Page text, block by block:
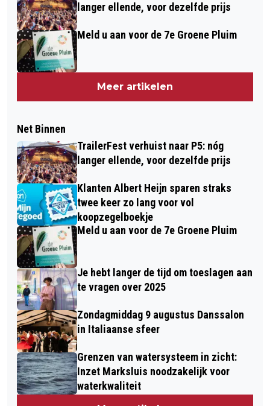
langer ellende, voor dezelfde prijs
Meld u aan voor de 7e Groene Pluim
Meer artikelen
Net Binnen
TrailerFest verhuist naar P5: nóg
langer ellende, voor dezelfde prijs
Klanten Albert Heijn sparen straks
twee keer zo lang voor vol
koopzegelboekje
Meld u aan voor de 7e Groene Pluim
Je hebt langer de tijd om toeslagen aan
te vragen over 2025
Zondagmiddag 9 augustus Danssalon
in Italiaanse sfeer
Grenzen van watersysteem in zicht:
Inzet Marksluis noodzakelijk voor
waterkwaliteit